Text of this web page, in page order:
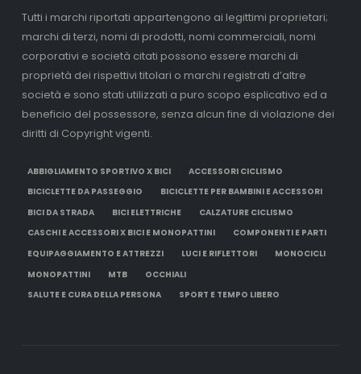
Tutti i marchi riportati appartengono ai legittimi proprietari;
marchi di terzi, nomi di prodotti, nomi commerciali, nomi
corporativi e società citati possono essere marchi di
proprietà dei rispettivi titolari o marchi registrati d’altre
società e sono stati utilizzati a puro scopo esplicativo ed a
beneficio del possessore, senza alcun fine di violazione dei
diritti di Copyright vigenti.
ABBIGLIAMENTO SPORTIVO X BICI
ACCESSORI CICLISMO
BICICLETTE DA PASSEGGIO
BICICLETTE PER BAMBINI E ACCESSORI
BICI DA STRADA
BICI ELETTRICHE
CALZATURE CICLISMO
CASCHI E ACCESSORI X BICI E MONOPATTINI
COMPONENTI E PARTI
EQUIPAGGIAMENTO E ATTREZZI
LUCI E RIFLETTORI
MONOCICLI
MONOPATTINI
MTB
OCCHIALI
SALUTE E CURA DELLA PERSONA
SPORT E TEMPO LIBERO